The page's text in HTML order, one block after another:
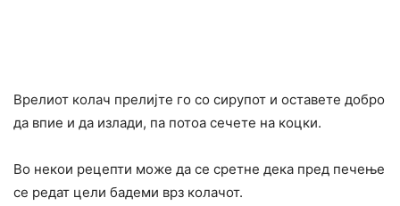
Врелиот колач прелијте го со сирупот и оставете добро
да впие и да излади, па потоа сечете на коцки.
Во некои рецепти може да се сретне дека пред печење
се редат цели бадеми врз колачот.